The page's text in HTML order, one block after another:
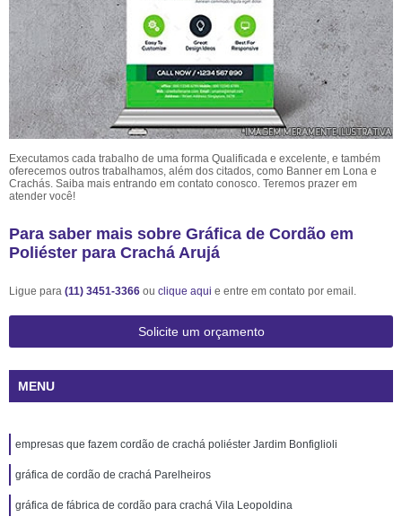
Executamos cada trabalho de uma forma Qualificada e excelente, e também
oferecemos outros trabalhamos, além dos citados, como Banner em Lona e
Crachás. Saiba mais entrando em contato conosco. Teremos prazer em
atender você!
Para saber mais sobre Gráfica de Cordão em
Poliéster para Crachá Arujá
Ligue para (11) 3451-3366 ou clique aqui e entre em contato por email.
Solicite um orçamento
MENU
empresas que fazem cordão de crachá poliéster Jardim Bonfiglioli
gráfica de cordão de crachá Parelheiros
gráfica de fábrica de cordão para crachá Vila Leopoldina